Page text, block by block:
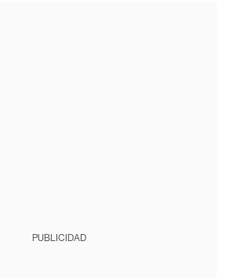
PUBLICIDAD